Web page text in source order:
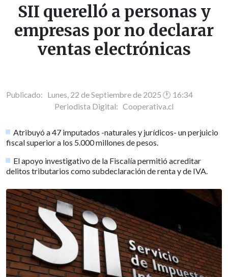
SII querelló a personas y
empresas por no declarar
ventas electrónicas
Publicado: Lunes, 22 de Septiembre de 2025 🕐 16:34
Periodista Digital: Cooperativa.cl
Atribuyó a 47 imputados -naturales y jurídicos- un perjuicio
fiscal superior a los 5.000 millones de pesos.
El apoyo investigativo de la Fiscalía permitió acreditar
delitos tributarios como subdeclaración de renta y de IVA.